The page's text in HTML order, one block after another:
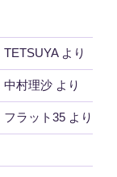
TETSUYAより
中村理沙 より
フラット35 より